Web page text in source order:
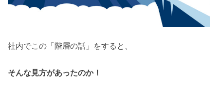
社内でこの「階層の話」をすると、
そんな見方があったのか！